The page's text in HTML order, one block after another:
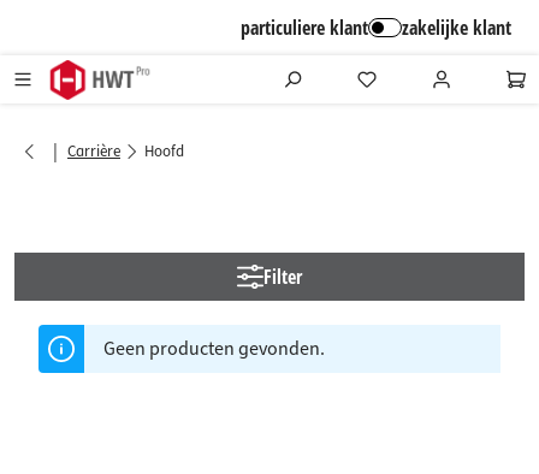
particuliere klant zakelijke klant
| Carrière Hoofd
Filter
Geen producten gevonden.